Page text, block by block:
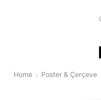
Home Poster & Çerçeve